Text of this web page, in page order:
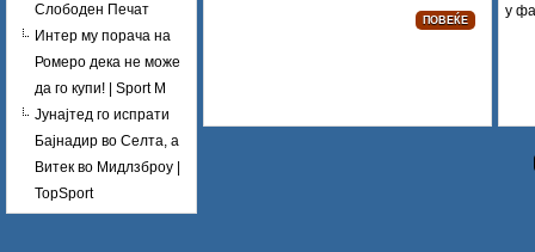
Слободен Печат
Интер му порачa на
Ромеро дека не може
да го купи! | Sport M
Јунајтед го испрати
Бајнадир во Селта, а
Витек во Мидлзброу |
TopSport
ПОВЕЌЕ
у